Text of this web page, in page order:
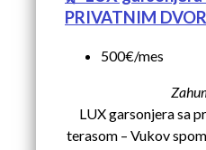
PRIVATNIM
500€/mes
LUX garsonjera sa
terasom – Vukov